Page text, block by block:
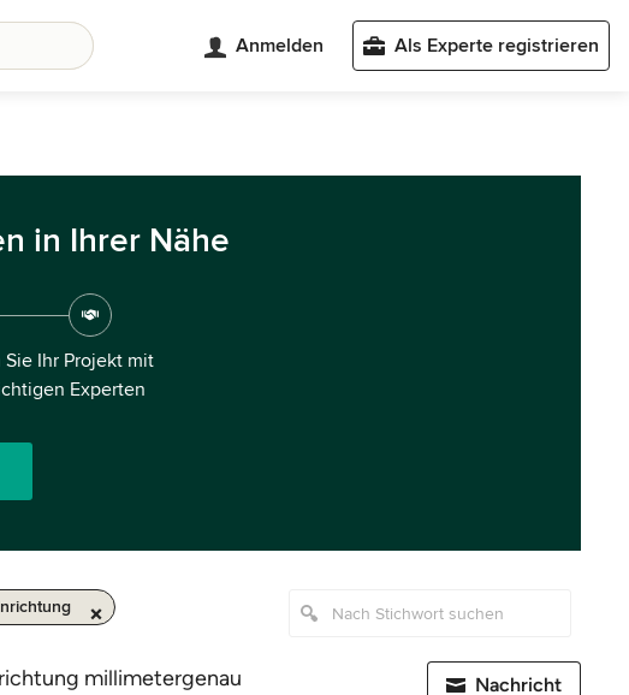
Anmelden Als Experte registrieren
in Ihrer Nähe
Sie Ihr Projekt mit
Experten
millimetergenau Nachricht